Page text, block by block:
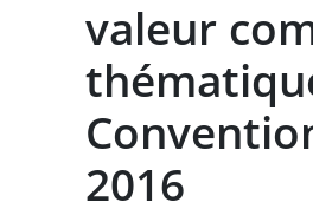
valeur
2016